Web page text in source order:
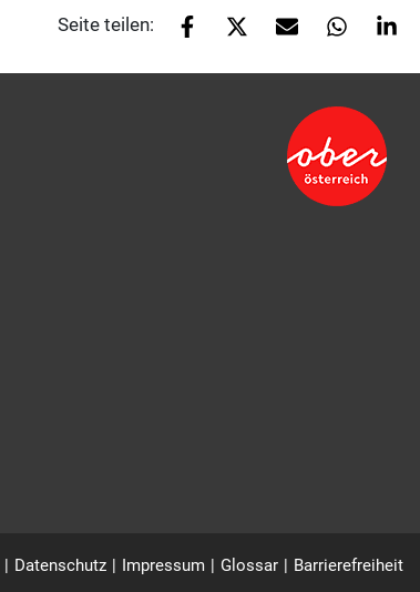
Seite teilen:
Datenschutz Impressum Glossar Barrierefreiheit